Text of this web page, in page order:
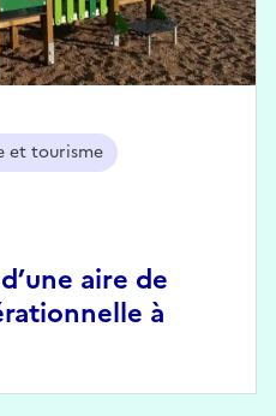
aire de
à
et tourisme